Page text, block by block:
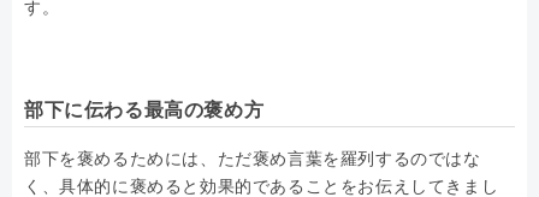
す。
部下に伝わる最高の褒め方
部下を褒めるためには、ただ褒め言葉を羅列するのではな
く、具体的に褒めると効果的であることをお伝えしてきまし